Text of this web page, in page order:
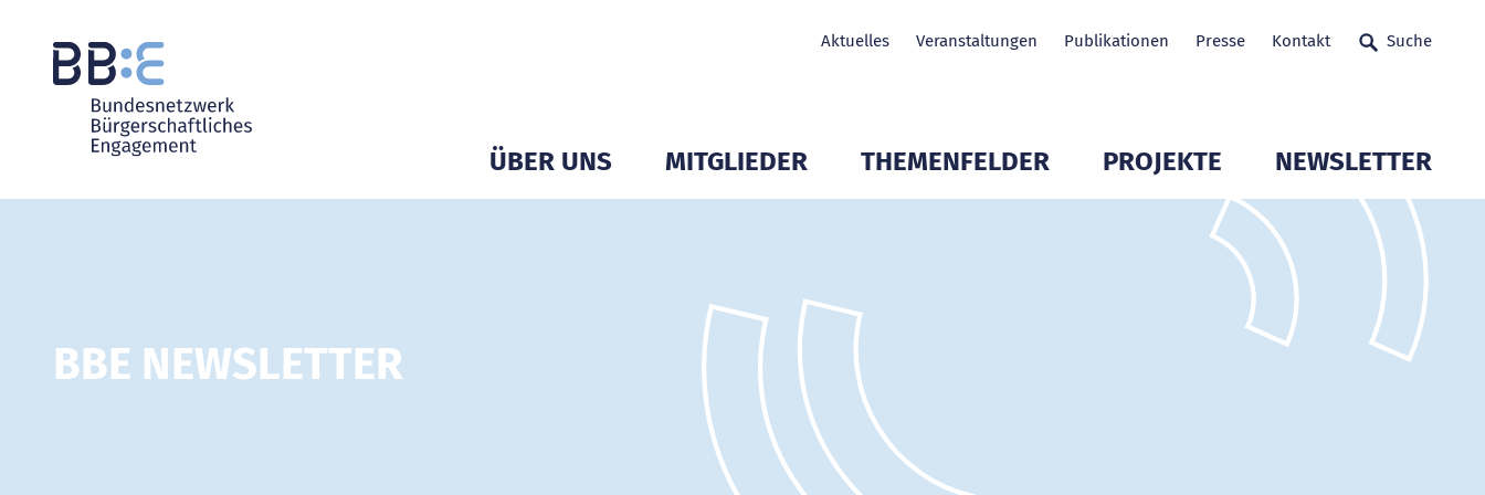
Aktuelles Veranstaltungen Publikationen Presse Kontakt Suche
ÜBER UNS MITGLIEDER THEMENFELDER PROJEKTE
Untermenü Mitglieder öffnen
NEWSLETTER
Untermenü Mitglieder
BBE NEWSLETTER